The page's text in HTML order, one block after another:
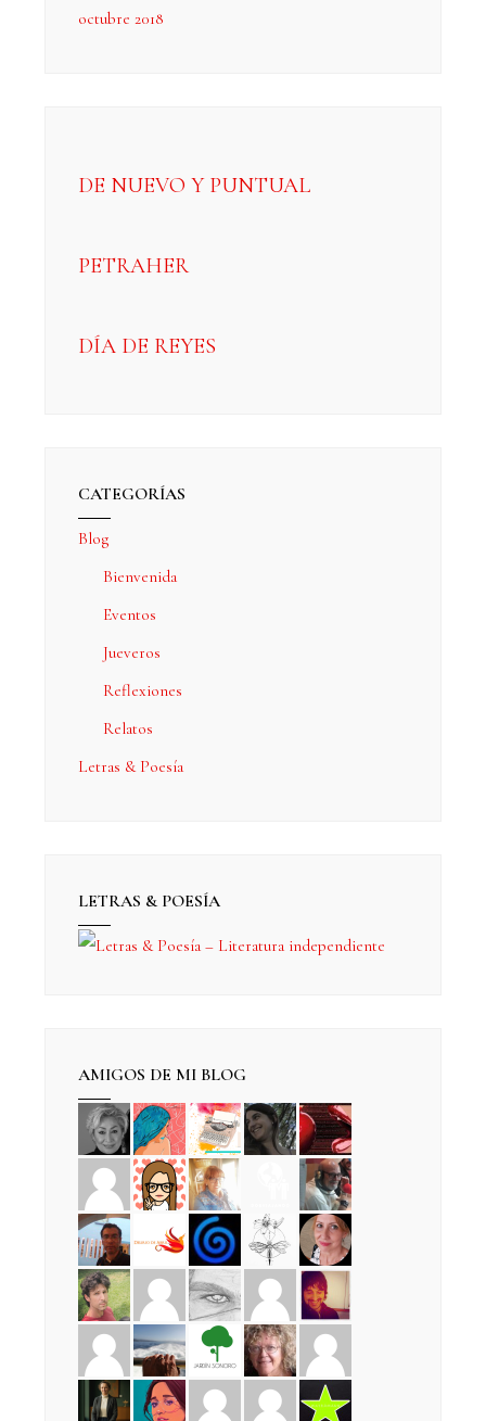
octubre 2018
DE NUEVO Y PUNTUAL
PETRAHER
DÍA DE REYES
CATEGORÍAS
Blog
Bienvenida
Eventos
Jueveros
Reflexiones
Relatos
Letras & Poesía
LETRAS & POESÍA
AMIGOS DE MI BLOG